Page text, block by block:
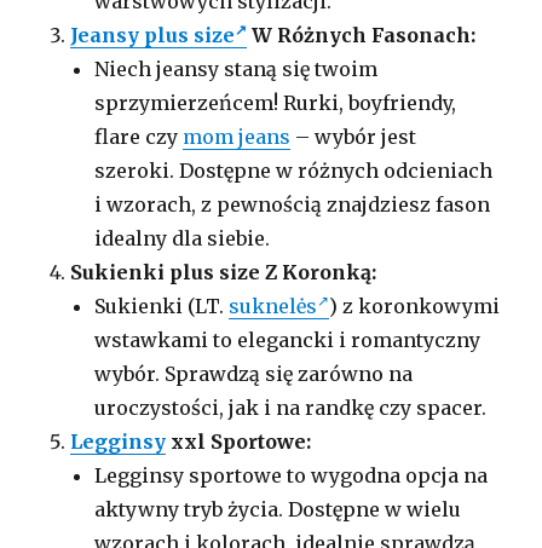
Jeansy plus size
W Różnych Fasonach:
Niech jeansy staną się twoim
sprzymierzeńcem! Rurki, boyfriendy,
flare czy mom jeans – wybór jest
szeroki. Dostępne w różnych odcieniach
i wzorach, z pewnością znajdziesz fason
idealny dla siebie.
Sukienki plus size Z Koronką:
Sukienki (LT. suknelės ) z koronkowymi
wstawkami to elegancki i romantyczny
wybór. Sprawdzą się zarówno na
uroczystości, jak i na randkę czy spacer.
Legginsy xxl Sportowe:
Legginsy sportowe to wygodna opcja na
aktywny tryb życia. Dostępne w wielu